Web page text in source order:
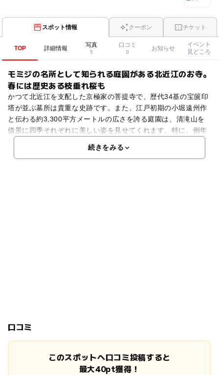
スポット情報 クーポン チケット
TOP 詳細情報 写真
5
口コミ
0
お知らせ
イベント
見どころ
モミジの名所として知られる庭園がある北近江のお寺。
春には歴史ある枝垂れ桜も
かつて北近江を支配した京極家の菩提寺で、歴代34基の宝篋印
塔が並ぶ墓所は貴重な史跡です。また、江戸初期の小堀遠州作
と伝わる約3,300平方メートルの広さを誇る庭園は、清滝山を
借景に四季それぞれに美しい姿を見せてくれます。特に、例年
続きをみる
口コミ
このスポットへ口コミ投稿すると
最大40pt獲得！